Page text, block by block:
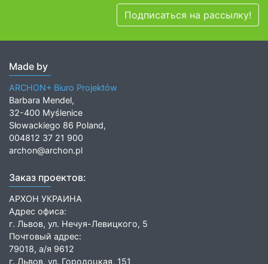
Подписаться на рассылку!
Made by
ARCHON+ Biuro Projektów
Barbara Mendel,
32-400 Myślenice
Słowackiego 86 Poland,
004812 37 21 900
archon@archon.pl
Заказ проектов:
АРХОН УКРАИНА
Адрес офиса:
г. Львов, ул. Нечуя-Левицкого, 5
Почтовый адрес:
79018, а/я 9612
г. Львов, ул. Городоцкая, 151